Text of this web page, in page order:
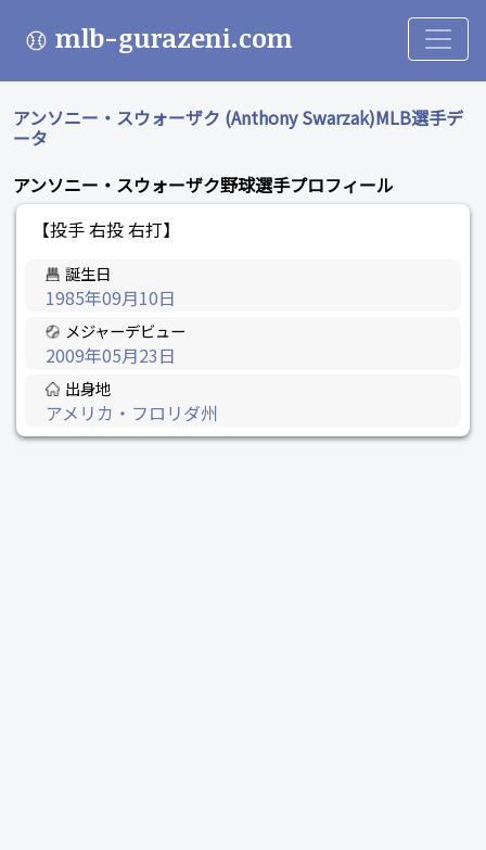
mlb-gurazeni.com
アンソニー・スウォーザク (Anthony Swarzak)MLB選手デ
ータ
アンソニー・スウォーザク野球選手プロフィール
【投手 右投 右打】
誕生日
1985年09月10日
メジャーデビュー
2009年05月23日
出身地
アメリカ・フロリダ州